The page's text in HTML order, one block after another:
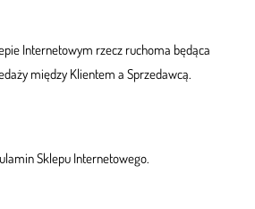
Internetowym rzecz ruchoma będąca
między Klientem a Sprzedawcą.
Sklepu Internetowego.